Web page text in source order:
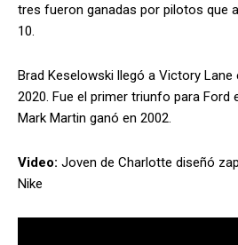
tres fueron ganadas por pilotos que
10.
Brad Keselowski llegó a Victory Lane
2020. Fue el primer triunfo para Ford
Mark Martin ganó en 2002.
Video: Joven de Charlotte diseñó
Nike